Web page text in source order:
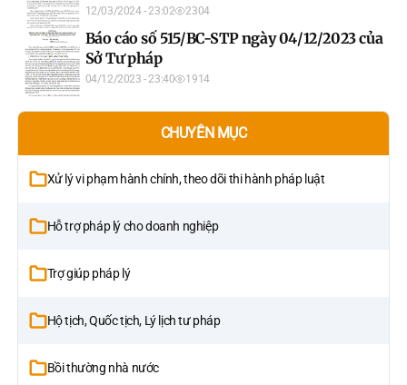
12/03/2024 - 23:02 2304
Báo cáo số 515/BC-STP ngày 04/12/2023 của
Sở Tư pháp
04/12/2023 - 23:40 1914
CHUYÊN MỤC
Xử lý vi phạm hành chính, theo dõi thi hành pháp luật
Hỗ trợ pháp lý cho doanh nghiệp
Trợ giúp pháp lý
Hộ tịch, Quốc tịch, Lý lịch tư pháp
Bồi thường nhà nước